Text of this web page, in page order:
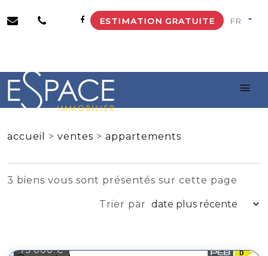
ESTIMATION GRATUITE
accueil > ventes > appartements
3 biens vous sont présentés sur cette page
Trier par
75 000 €